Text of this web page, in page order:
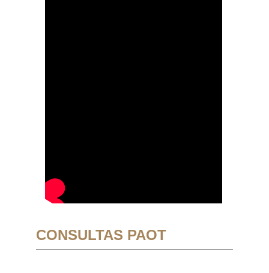
CONSULTAS PAOT